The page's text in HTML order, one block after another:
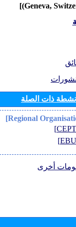
ذات الصلة
أخرى